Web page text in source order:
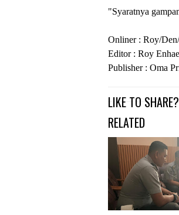
"Syaratnya
Onliner : Roy/
Editor : Roy
Publisher : Oma
LIKE TO SHARE?
RELATED